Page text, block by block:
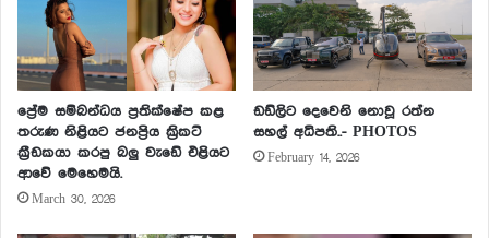
ප්‍රේම සම්බන්ධය ප්‍රතික්ෂේප කළ
තරුණ නිළියට ජනප්‍රිය ක්‍රිකට්
ක්‍රීඩකයා කරපු බලු වැඩේ එළියට
ආවේ මෙහෙමයි.
March 30, 2026
ඩඩ්ලිට දෙවෙනි නොවූ රත්න
සහල් අධිපති..- PHOTOS
February 14, 2026